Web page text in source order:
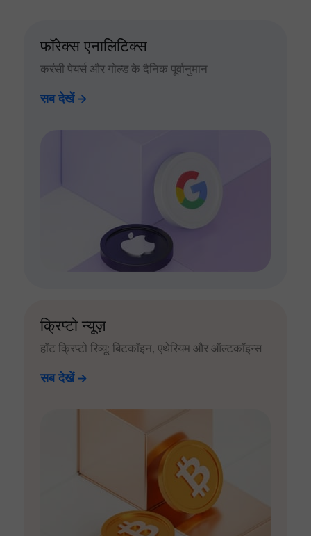
फॉरेक्स एनालिटिक्स
करंसी पेयर्स और गोल्ड के दैनिक पूर्वानुमान
सब देखें
क्रिप्टो न्यूज़
हॉट क्रिप्टो रिव्यू: बिटकॉइन, एथेरियम और ऑल्टकॉइन्स
सब देखें